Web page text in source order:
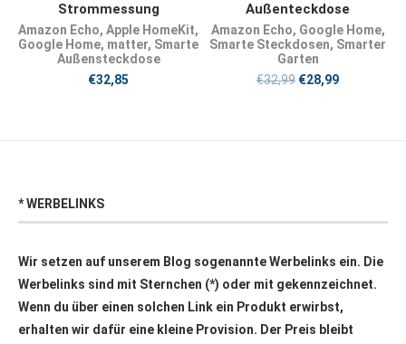
Strommessung
Amazon Echo, Apple HomeKit,
Google Home, matter, Smarte
Außensteckdose
€32,85
Außenteckdose
Amazon Echo, Google Home,
Smarte Steckdosen, Smarter
Garten
€32,99 €28,99
* WERBELINKS
Wir setzen auf unserem Blog sogenannte Werbelinks ein. Die
Werbelinks sind mit Sternchen (*) oder mit gekennzeichnet.
Wenn du über einen solchen Link ein Produkt erwirbst,
erhalten wir dafür eine kleine Provision. Der Preis bleibt